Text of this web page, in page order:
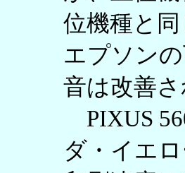
位機種と
エプソン
音は改善さ
PIXUS
ダ・イエ